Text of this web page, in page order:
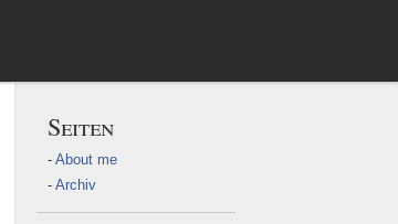
Seiten
About me
Archiv